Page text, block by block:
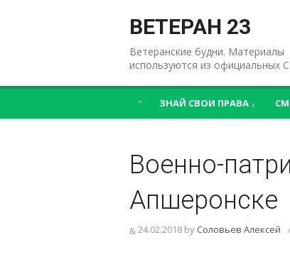
ВЕТЕРАН 23
Ветеранские будни. Материалы
используются из официальных
ЗНАЙ СВОИ ПРАВА
Военно-
Апшеронске
24.02.2018 by Соловьев Алексей